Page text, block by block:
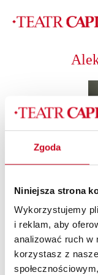
Zgoda
Niniejsza strona
Wykorzystujemy
i reklam, aby
analizować ruch w
korzystasz z
Absolwentka
klasie fortepianu
Studio w Garwolinie.